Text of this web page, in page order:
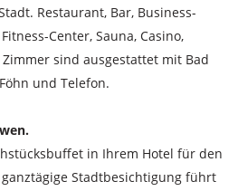
Restaurant, Bar, Business-
Center, Sauna, Casino,
sind ausgestattet mit Bad
und Telefon.
in Ihrem Hotel für den
Stadtbesichtigung führt